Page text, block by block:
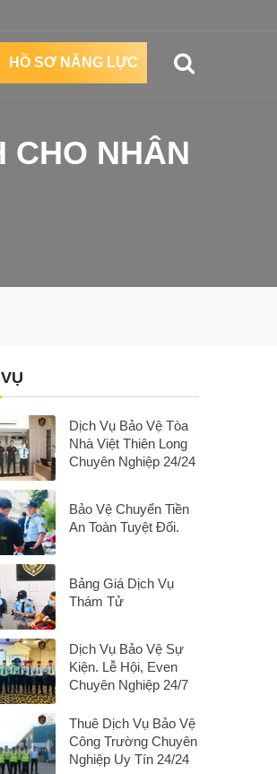
HỒ SƠ NĂNG LỰC
CHO NHÂN
Dịch Vụ Bảo Vệ Tòa
Nhà Việt Thiên Long
Chuyên Nghiệp 24/24
Bảo Vệ Chuyển Tiền
An Toàn Tuyệt Đối.
Bảng Giá Dịch Vụ
Thám Tử
Dịch Vụ Bảo Vệ Sự
Kiện. Lễ Hội, Even
Chuyên Nghiệp 24/7
Thuê Dịch Vụ Bảo Vệ
Công Trường Chuyên
Nghiệp Uy Tín 24/24